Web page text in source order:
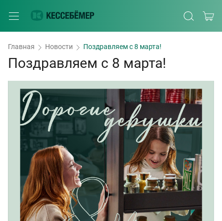
Главная Новости Поздравляем с 8 марта!
Поздравляем с 8 марта!